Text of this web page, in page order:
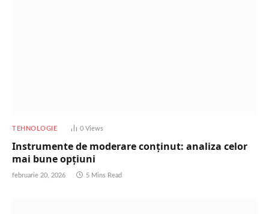
TEHNOLOGIE 0 Views
Instrumente de moderare conținut: analiza celor
mai bune opțiuni
februarie 20, 2026 5 Mins Read